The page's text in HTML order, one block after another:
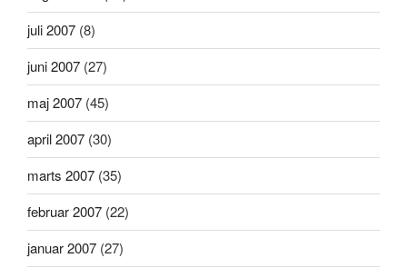
juli 2007 (8)
juni 2007 (27)
maj 2007 (45)
april 2007 (30)
marts 2007 (35)
februar 2007 (22)
januar 2007 (27)